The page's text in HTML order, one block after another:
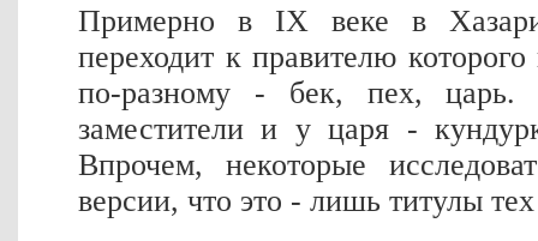
Примерно в IX веке в
переходит к правителю
по-разному - бек, пех, царь.
заместители и у царя -
Впрочем, некоторые
версии, что это - лишь титулы